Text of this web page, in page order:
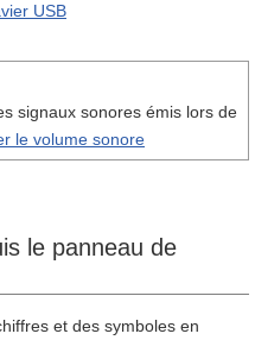
USB
signaux sonores émis lors de
le volume sonore
le panneau de
et des symboles en